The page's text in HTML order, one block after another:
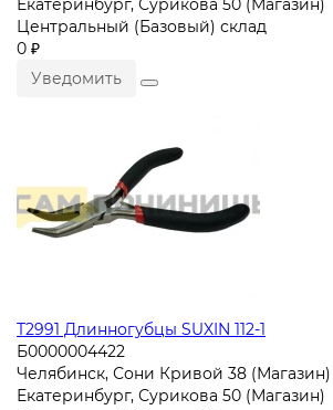
Екатеринбург, Сурикова 50 (Магазин)
Центральный (Базовый) склад
0 ₽
Уведомить
T2991 Длинногубцы SUXIN 112-1
Б0000004422
Челябинск, Сони Кривой 38 (Магазин)
Екатеринбург, Сурикова 50 (Магазин)